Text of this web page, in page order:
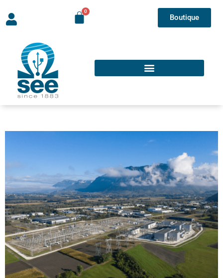
Boutique